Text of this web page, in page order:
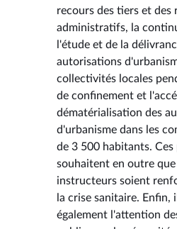
recours des tiers et des
administratifs, la
l'étude et de la
autorisations
collectivités locales
de confinement et
dématérialisation des
d'urbanisme dans les
de 3 500 habitants.
souhaitent en outre que
instructeurs soient
la crise sanitaire. Enfin,
également l'attention